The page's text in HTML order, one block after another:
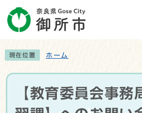
現在位置 ホーム
【教育委員会事務